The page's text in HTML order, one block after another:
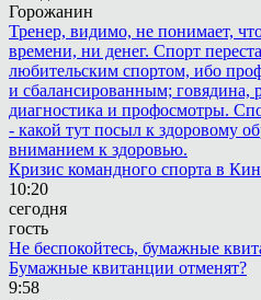
Горожанин
Тренер, видимо, не понимает,
времени, ни денег. Спорт
любительским спортом, ибо
и сбалансированным; говядина,
диагностика и профосмотры.
- какой тут посыл к здоровому
вниманием к здоровью.
Кризис командного спорта в
10:20
сегодня
гость
Не беспокойтесь, бумажные
Бумажные квитанции отменят?
9:58